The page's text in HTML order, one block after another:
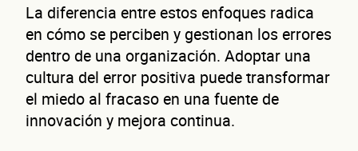
La diferencia entre estos enfoques radica
en cómo se perciben y gestionan los errores
dentro de una organización. Adoptar una
cultura del error positiva puede transformar
el miedo al fracaso en una fuente de
innovación y mejora continua.